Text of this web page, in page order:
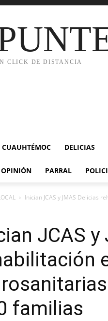
CLICK DE DISTANCIA
CUAUHTÉMOC DELICIAS
OPINIÓN PARRAL
Inician JCAS y JMAS Delicias
JCAS
familias